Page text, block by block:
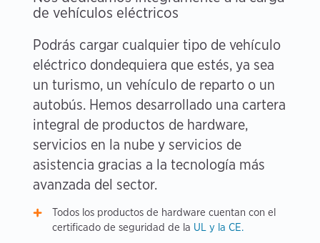
de vehículos eléctricos
Podrás cargar cualquier tipo de vehículo
eléctrico dondequiera que estés, ya sea
un turismo, un vehículo de reparto o un
autobús. Hemos desarrollado una cartera
integral de productos de hardware,
servicios en la nube y servicios de
asistencia gracias a la tecnología más
avanzada del sector.
Todos los productos de hardware cuentan con el
certificado de seguridad de la UL y la CE.